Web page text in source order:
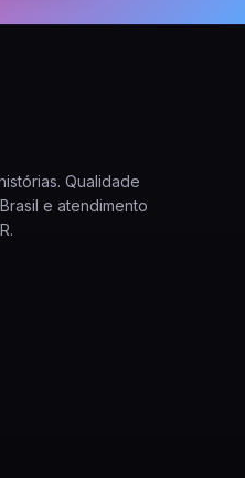
Qualidade
e atendimento